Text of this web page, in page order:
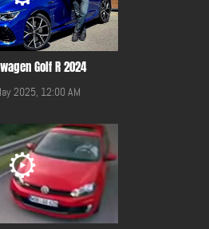
Golf R 2024
2025, 12:00 AM